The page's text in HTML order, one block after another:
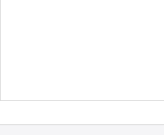
Программа курса также